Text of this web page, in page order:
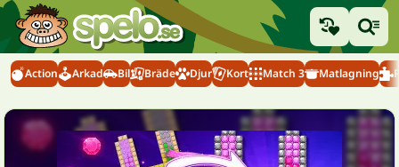
Action Arkad Bil Bräde Djur Kort Match 3 Matlagning